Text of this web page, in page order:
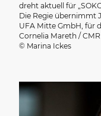
dreht aktuell für
Die Regie übernimmt
UFA Mitte GmbH, für
Cornelia Mareth /
© Marina Ickes